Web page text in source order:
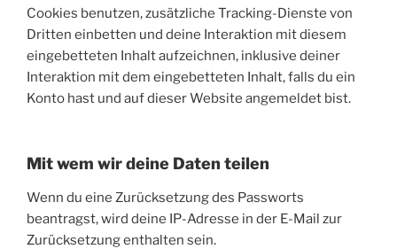
Cookies benutzen, zusätzliche Tracking-Dienste von
Dritten einbetten und deine Interaktion mit diesem
eingebetteten Inhalt aufzeichnen, inklusive deiner
Interaktion mit dem eingebetteten Inhalt, falls du ein
Konto hast und auf dieser Website angemeldet bist.
Mit wem wir deine Daten teilen
Wenn du eine Zurücksetzung des Passworts
beantragst, wird deine IP-Adresse in der E-Mail zur
Zurücksetzung enthalten sein.